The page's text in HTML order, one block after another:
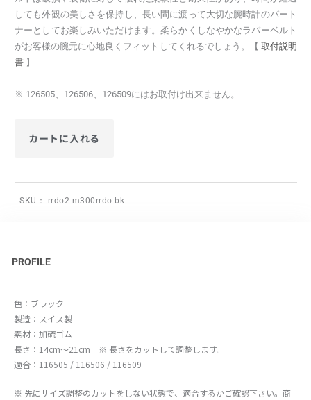
しても外観の美しさを保持し、長い間に渡って大切な腕時計のパート
ナーとしてお楽しみいただけます。柔らかくしなやかなラバーベルト
がお客様の腕元に心地良くフィットしてくれるでしょう。【 取付説明
書 】
※ 126505、126506、126509にはお取付け出来ません。
カートに入れる
SKU： rrdo2-m300rrdo-bk
PROFILE
色：ブラック
製造：スイス製
素材：加硫ゴム
長さ：14cm～21cm ※ 長さをカットして調整します。
適合：116505 / 116506 / 116509
※ 先にサイズ調整のカットをしない状態で、適合するかご確認下さい。商